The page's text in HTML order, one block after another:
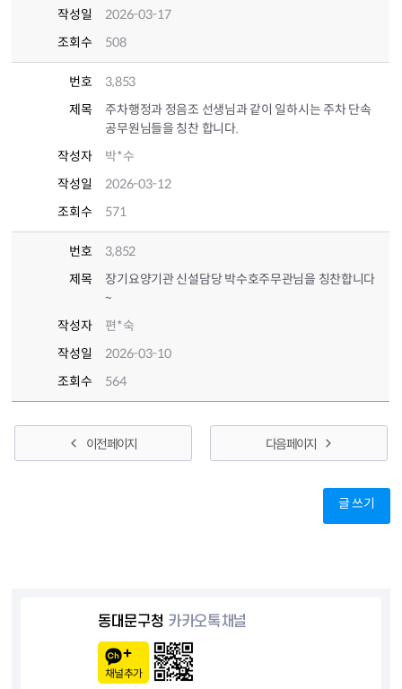
작성일
2026-03-17
조회수
508
번호
3,853
제목
주차행정과 정음조 선생님과 같이 일하시는 주차 단속
공무원님들을 칭찬 합니다.
작성자
박*수
작성일
2026-03-12
조회수
571
번호
3,852
제목
장기요양기관 신설담당 박수호주무관님을 칭찬합니다
~
작성자
편*숙
작성일
2026-03-10
조회수
564
이전 페이지 다음 페이지
글 쓰기
동대문구청 카카오톡채널
채널추가